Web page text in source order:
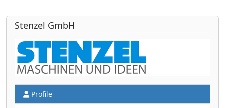
Stenzel GmbH
Profile